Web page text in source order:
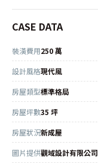
CASE DATA
裝潢費用250 萬
設計風格現代風
房屋類型標準格局
房屋坪數35 坪
房屋狀況新成屋
圖片提供觀域設計有限公司